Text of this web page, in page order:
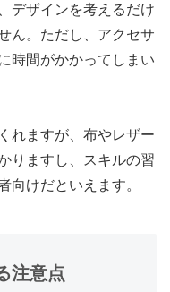
デザインを考えるだけ
ん。ただし、アクセサ
時間がかかってしまい
れますが、布やレザー
りますし、スキルの習
向けだといえます。
注意点